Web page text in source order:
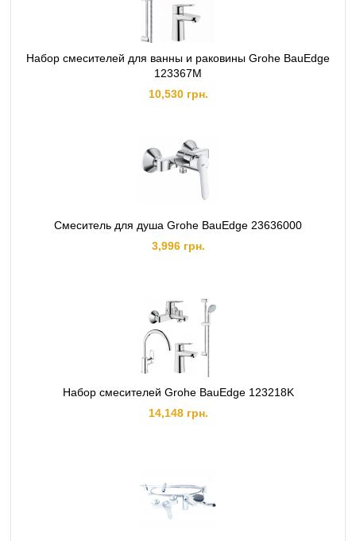
Набор смесителей для ванны и раковины Grohe BauEdge
123367M
10,530 грн.
Смеситель для душа Grohe BauEdge 23636000
3,996 грн.
Набор смесителей Grohe BauEdge 123218K
14,148 грн.